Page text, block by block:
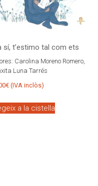
sí, t’estimo tal com ets
Carolina Moreno Romero,
Luna Tarrés
€ (IVA inclòs)
a la cistella